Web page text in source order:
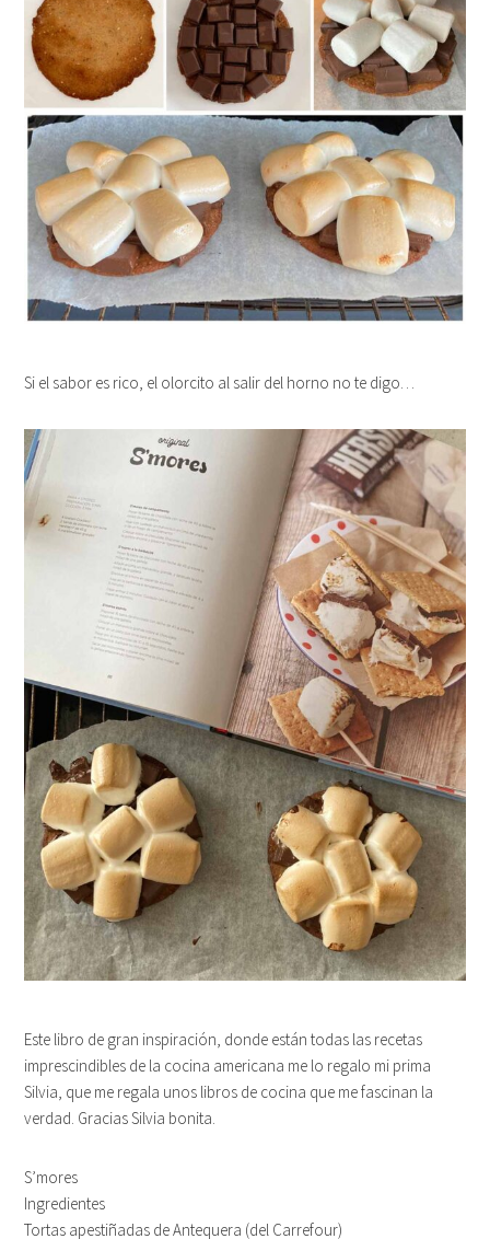
Si el sabor es rico, el olorcito al salir del horno no te digo…
Este libro de gran inspiración, donde están todas las recetas
imprescindibles de la cocina americana me lo regalo mi prima
Silvia, que me regala unos libros de cocina que me fascinan la
verdad. Gracias Silvia bonita.
S’mores
Ingredientes
Tortas apestiñadas de Antequera (del Carrefour)